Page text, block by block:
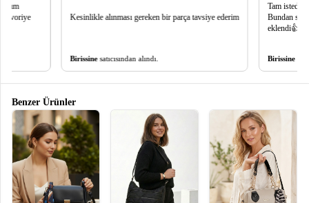
favoriye
Kesinlikle alınması gereken bir parça tavsiye ederim
Birissinesatıcısından alındı.
Tam
Bundan
eklendi👍
Birissine
Benzer Ürünler